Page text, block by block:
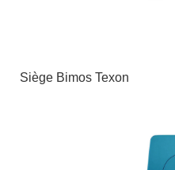
Siège Bimos Texon